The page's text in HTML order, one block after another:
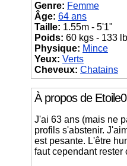
Genre: Femme
Âge: 64 ans
Taille: 1.55m - 5'1"
Poids: 60 kgs - 133
Physique: Mince
Yeux: Verts
Cheveux: Chatains
À propos de
J'ai 63 ans (mais ne
profils s'abstenir.
est pesante. L'être
faut cependant rester